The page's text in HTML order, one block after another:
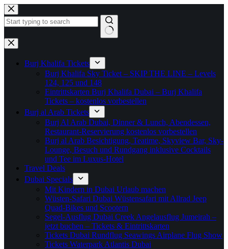
Zum
Inhalt
springen
Keine
Ergebnisse
Burj Khalifa Tickets
Burj Khalifa Sky Ticket – SKIP THE LINE – Levels
124, 125 und 148
Eintrittskarten Burj Khalifa Dubai – Burj Khalifa
Tickets – kostenlos vorbestellen
Burj al Arab Tickets
Burj Al Arab Dubai, Dinner & Lunch, Abendessen,
Restaurant-Reservierung kostenlos vorbestellen
Burj al Arab Besichtigung, Teatime, Skyview Bar, Sky-
Lounge, Besuch und Rundgang inklusive Cocktails
und Tee im Luxus-Hotel
Travel Deals
Dubai Specials
Mit Kindern in Dubai Urlaub machen
Wüsten-Safari Dubai Wüstensafari mit Allrad Jeep
Quad-Bikes und Scootern
Segel-Ausflug Dubai Creek Angelausflug Jumeirah –
jetzt buchen – Tickets & Eintrittskarten
Tickets Dubai Rundflug Seawings Airplane Flug Show
Tickets Waterpark Atlantis Dubai